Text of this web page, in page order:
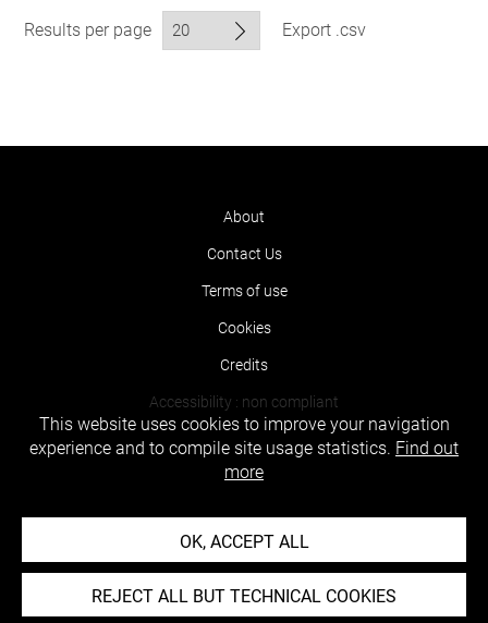
Results per page Export .csv
About
Contact Us
Terms of use
Cookies
Credits
Accessibility : non compliant
This website uses cookies to improve your navigation
experience and to compile site usage statistics. Find out
more
OK, ACCEPT ALL
REJECT ALL BUT TECHNICAL COOKIES